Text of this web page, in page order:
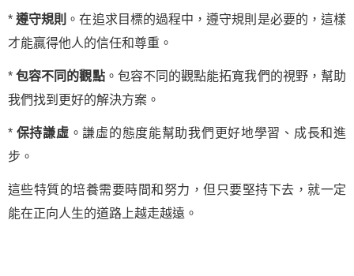
*遵守規則 。在追求目標的過程中，遵守規則是必要的，這樣
才能贏得他人的信任和尊重。
*包容不同的觀點。包容不同的觀點能拓寬我們的視野，幫助
我們找到更好的解決方案。
* 保持謙虛 。謙虛的態度能幫助我們更好地學習、成長和進
步。
這些特質的培養需要時間和努力，但只要堅持下去，就一定
能在正向人生的道路上越走越遠。